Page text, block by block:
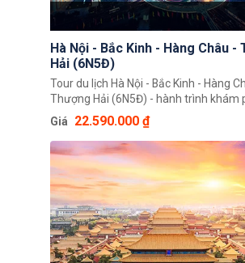
Hà Nội - Bắc Kinh - Hàng Châu -
Hải (6N5Đ)
Tour du lịch Hà Nội - Bắc Kinh - Hàng
Thượng Hải (6N5Đ) - hành trình khám
đất nước Trung Hoa độc đáo giúp quý
thể chiêm ngưỡng toàn cảnh đất nước
Hoa rộng lớn, khám phá một loạt 3
nổi tiếng là Bắc Kinh, Thượng Hải,
Giá 22.590.000 ₫